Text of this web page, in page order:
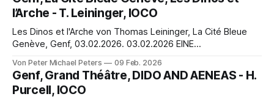
l’Arche - T. Leininger, IOCO
Les Dinos et l'Arche von Thomas Leininger, La Cité Bleue
Genève, Genf, 03.02.2026. 03.02.2026 EINE
la vague qui bouillonne, En haut, en bas je vogue. Comme
un dauphin je tourbillonne Venez roulis, opaques abîmes
Dans le néant
Von Peter Michael Peters 09 Feb. 2026
Genf, Grand Théâtre, DIDO AND AENEAS - H.
Purcell, IOCO